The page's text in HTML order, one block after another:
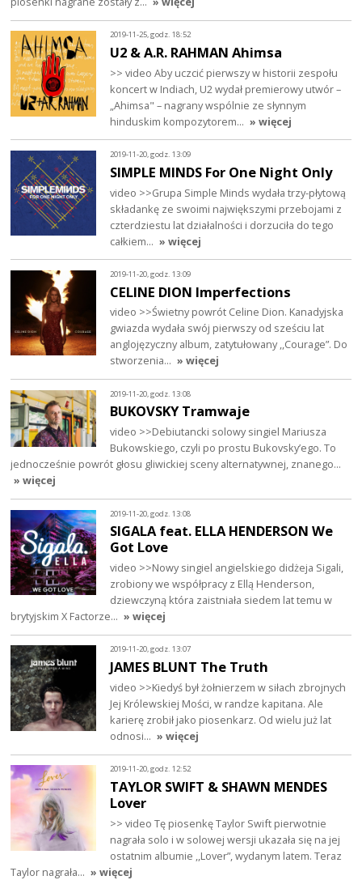
2019-11-25, godz. 18:52
U2 & A.R. RAHMAN Ahimsa
>> video Aby uczcić pierwszy w historii zespołu
koncert w Indiach, U2 wydał premierowy utwór –
„Ahimsa" – nagrany wspólnie ze słynnym
hinduskim kompozytorem… » więcej
2019-11-20, godz. 13:09
SIMPLE MINDS For One Night Only
video >>Grupa Simple Minds wydała trzy-płytową
składankę ze swoimi największymi przebojami z
czterdziestu lat działalności i dorzuciła do tego
całkiem… » więcej
2019-11-20, godz. 13:09
CELINE DION Imperfections
video >>Świetny powrót Celine Dion. Kanadyjska
gwiazda wydała swój pierwszy od sześciu lat
anglojęzyczny album, zatytułowany ,,Courage”. Do
stworzenia… » więcej
2019-11-20, godz. 13:08
BUKOVSKY Tramwaje
video >>Debiutancki solowy singiel Mariusza
Bukowskiego, czyli po prostu Bukovsky’ego. To
jednocześnie powrót głosu gliwickiej sceny alternatywnej, znanego…
» więcej
2019-11-20, godz. 13:08
SIGALA feat. ELLA HENDERSON We
Got Love
video >>Nowy singiel angielskiego didżeja Sigali,
zrobiony we współpracy z Ellą Henderson,
dziewczyną która zaistniała siedem lat temu w
brytyjskim X Factorze… » więcej
2019-11-20, godz. 13:07
JAMES BLUNT The Truth
video >>Kiedyś był żołnierzem w siłach zbrojnych
Jej Królewskiej Mości, w randze kapitana. Ale
karierę zrobił jako piosenkarz. Od wielu już lat
odnosi… » więcej
2019-11-20, godz. 12:52
TAYLOR SWIFT & SHAWN MENDES
Lover
>> video Tę piosenkę Taylor Swift pierwotnie
nagrała solo i w solowej wersji ukazała się na jej
ostatnim albumie ,,Lover”, wydanym latem. Teraz
Taylor nagrała… » więcej